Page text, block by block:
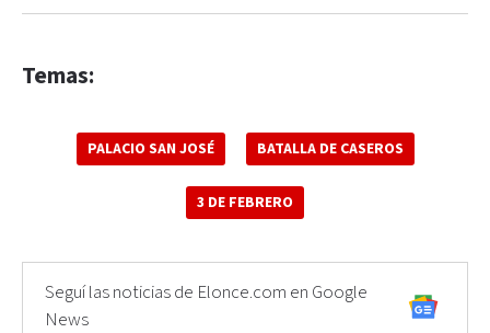
Temas:
PALACIO SAN JOSÉ BATALLA DE CASEROS
3 DE FEBRERO
Seguí las noticias de Elonce.com en Google
News